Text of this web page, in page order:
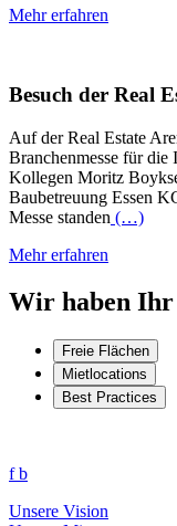
Mehr erfahren
Besuch der Real
Auf der Real Estate
Branchenmesse für die
Kollegen Moritz
Baubetreuung Essen
Messe standen (…)
Mehr erfahren
Wir haben Ihr
Freie Flächen
Mietlocations
Best Practices
f b
Unsere Vision